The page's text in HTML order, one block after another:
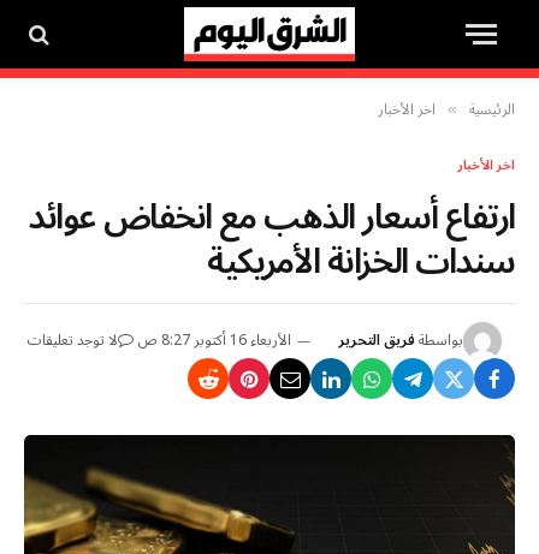
الرئيسية » اخر الأخبار
اخر الأخبار
ارتفاع أسعار الذهب مع انخفاض عوائد
سندات الخزانة الأمريكية
بواسطةفريق التحرير الأربعاء 16 أكتوبر 8:27 ص لا توجد تعليقات